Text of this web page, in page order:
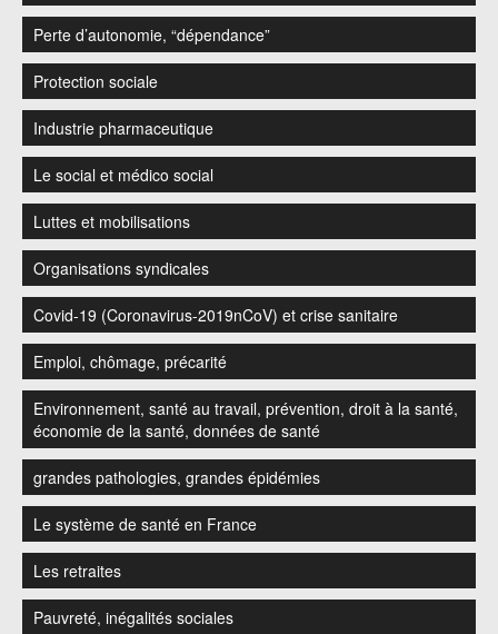
Perte d’autonomie, “dépendance”
Protection sociale
Industrie pharmaceutique
Le social et médico social
Luttes et mobilisations
Organisations syndicales
Covid-19 (Coronavirus-2019nCoV) et crise sanitaire
Emploi, chômage, précarité
Environnement, santé au travail, prévention, droit à la santé,
économie de la santé, données de santé
grandes pathologies, grandes épidémies
Le système de santé en France
Les retraites
Pauvreté, inégalités sociales